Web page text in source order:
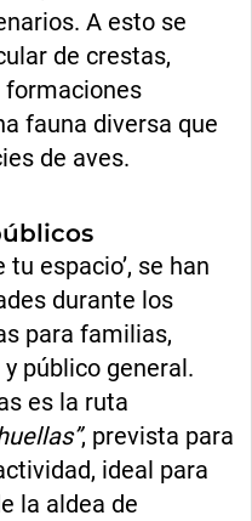
A esto se
de crestas,
formaciones
fauna diversa que
de aves.
espacio’, se han
durante los
para familias,
público general.
es la ruta
, prevista para
ideal para
la aldea de